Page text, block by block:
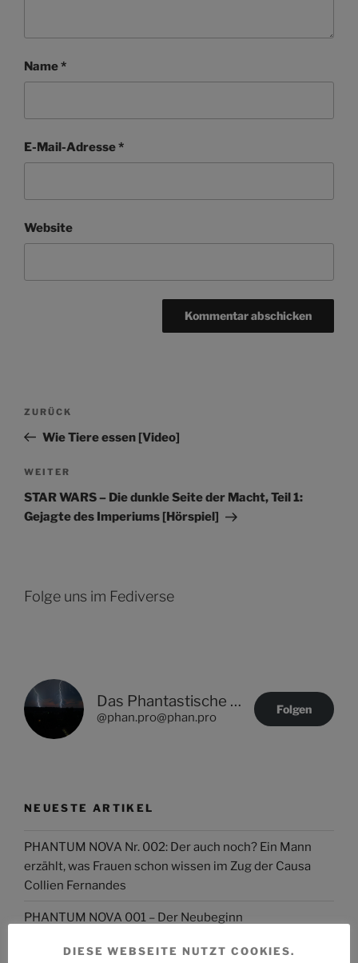
Name*
E-Mail-Adresse*
Website
Beitragsnavigation
Vorheriger
Beitrag
ZURÜCK
Wie Tiere essen [Video]
Nächster
Beitrag
WEITER
STAR WARS – Die dunkle Seite der Macht, Teil 1:
Gejagte des Imperiums [Hörspiel]
Folge uns im Fediverse
Das Phantastische Projekt - PHAN.PRO
@phan.pro@phan.pro
Folgen
NEUESTE ARTIKEL
PHANTUM NOVA Nr. 002: Der auch noch? Ein Mann
erzählt, was Frauen schon wissen im Zug der Causa
Collien Fernandes
PHANTUM NOVA 001 – Der Neubeginn
Der Stand der Dinge beim QUADRUVIUM CLUB
DIESE WEBSEITE NUTZT COOKIES.